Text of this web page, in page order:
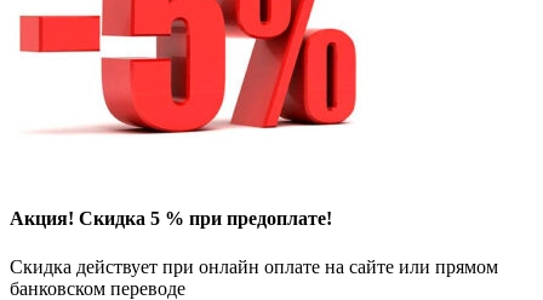
Акция! Скидка 5 % при предоплате!
Скидка действует при онлайн оплате на сайте или прямом
банковском переводе